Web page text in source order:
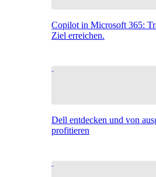
Copilot in Microsoft 365:
Ziel erreichen.
Dell entdecken und von
profitieren